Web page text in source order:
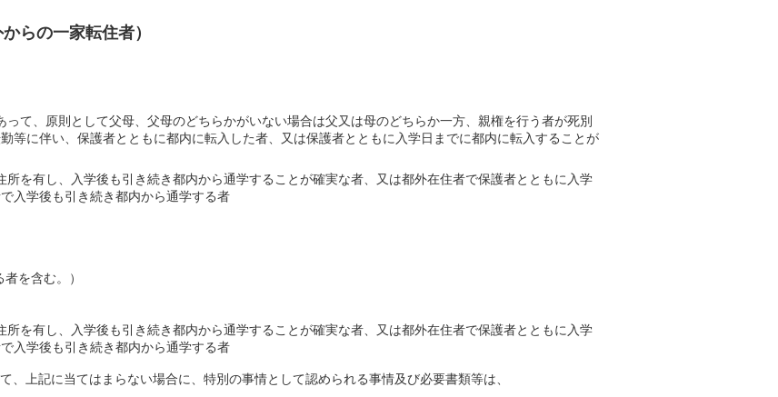
らの一家転住者）
って、原則として父母、父母のどちらかがいない場合は父又は母のどちらか一方、親権を行う者が死別
等に伴い、保護者とともに都内に転入した者、又は保護者とともに入学日までに都内に転入することが
所を有し、入学後も引き続き都内から通学することが確実な者、又は都外在住者で保護者とともに入学
入学後も引き続き都内から通学する者
を含む。）
所を有し、入学後も引き続き都内から通学することが確実な者、又は都外在住者で保護者とともに入学
入学後も引き続き都内から通学する者
上記に当てはまらない場合に、特別の事情として認められる事情及び必要書類等は、